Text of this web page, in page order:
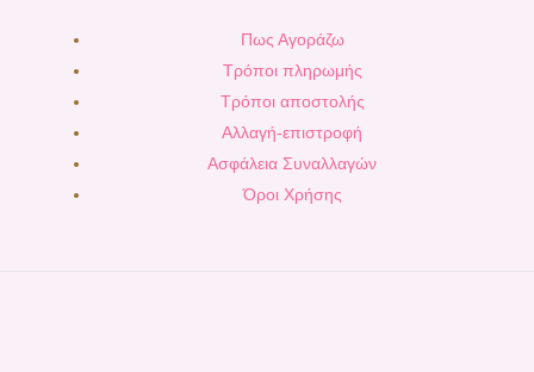
Πως Αγοράζω
Τρόποι πληρωμής
Τρόποι αποστολής
Αλλαγή-επιστροφή
Ασφάλεια Συναλλαγών
Όροι Χρήσης